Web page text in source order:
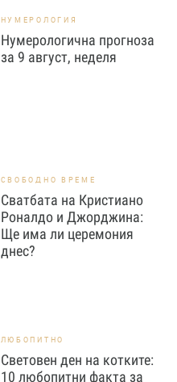
НУМЕРОЛОГИЯ
Нумерологична прогноза
за 9 август, неделя
СВОБОДНО ВРЕМЕ
Сватбата на Кристиано
Роналдо и Джорджина:
Ще има ли церемония
днес?
ЛЮБОПИТНО
Световен ден на котките:
10 любопитни факта за